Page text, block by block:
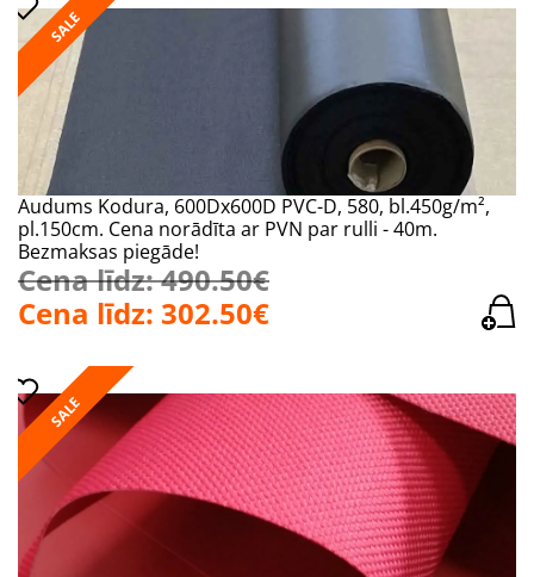
SALE
Audums Kodura, 600Dx600D PVC-D, 580, bl.450g/m²,
pl.150cm. Cena norādīta ar PVN par rulli - 40m.
Bezmaksas piegāde!
Cena līdz: 490.50€
Cena līdz: 302.50€
SALE